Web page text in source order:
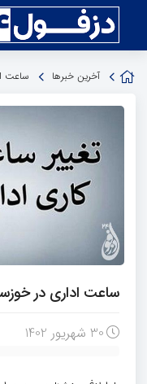
آخرین خبرها ساعت
ساعت اداری در
30 شهریور 1402